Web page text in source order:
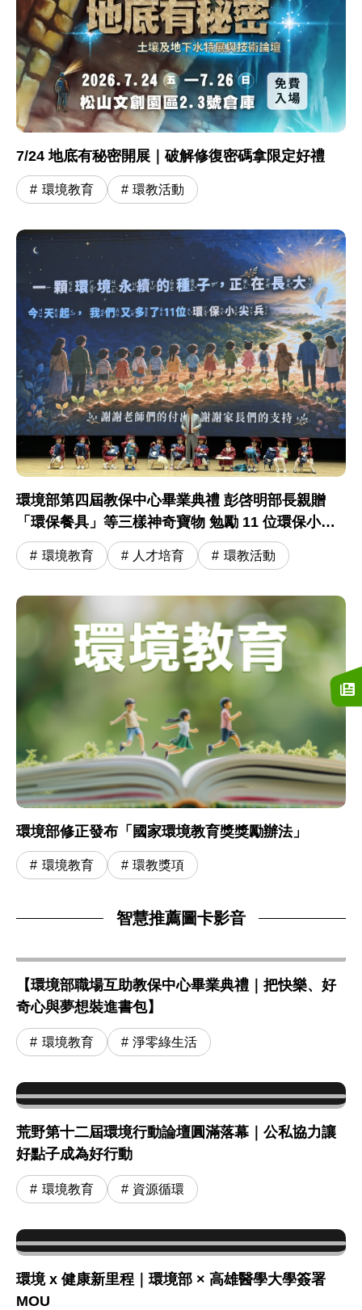
7/24 地底有秘密開展｜破解修復密碼拿限定好禮
環境教育 環教活動
環境部第四屆教保中心畢業典禮 彭啓明部長親贈
「環保餐具」等三樣神奇寶物 勉勵 11 位環保小尖
兵開啟小學冒險旅程
環境教育 人才培育 環教活動
環境部修正發布「國家環境教育獎獎勵辦法」
環境教育 環教獎項
智慧推薦圖卡影音
【環境部職場互助教保中心畢業典禮｜把快樂、好
奇心與夢想裝進書包】
環境教育 淨零綠生活
荒野第十二屆環境行動論壇圓滿落幕｜公私協力讓
好點子成為好行動
環境教育 資源循環
環境 x 健康新里程｜環境部 × 高雄醫學大學簽署
MOU